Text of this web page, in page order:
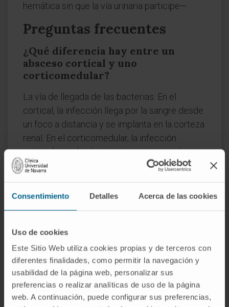
Consentimiento Detalles Acerca de las cookies
Uso de cookies
Este Sitio Web utiliza cookies propias y de terceros con
diferentes finalidades, como permitir la navegación y
usabilidad de la página web, personalizar sus
preferencias o realizar analíticas de uso de la página
web. A continuación, puede configurar sus preferencias,
hemática sin que la vía urinaria participe—.
Preguntas frecuentes
¿Qué diferencia hay entre un
absceso cortical y uno
corticomedular?
La vía de llegada de las bacterias. En el
cortical, la infección llega por la sangre desde
un foco a distancia y se implanta en la corteza
renal. En el corticomedular, la infección
asciende por la vía urinaria: empieza en la
médula y las papilas y se extiende hacia la
también difieren: estafilococos en el cortical,
¿Es lo mismo un absceso renal que
No. El absceso está en el parénquima —en el
tejido funcional del riñón—. La pionefrosis es
pus acumulado en la pelvis renal y los cálices,
es decir, en la vía excretora. Pueden coexistir,